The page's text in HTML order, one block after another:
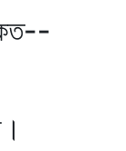
কত--